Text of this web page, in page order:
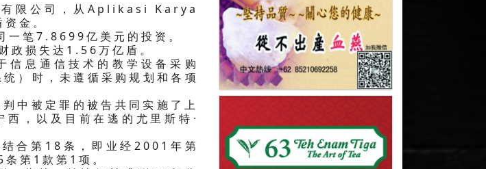
有限公司，从Aplikasi Karya
金。
一笔7.8699亿美元的投资。
政损失达1.56万亿盾。
息通信技术的教学设备采购
）时，未遵循采购规划和各项
中被定罪的被告共同实施了上
，以及目前在逃的尤里斯特·
合第18条，即业经2001年第
第1款第1项。